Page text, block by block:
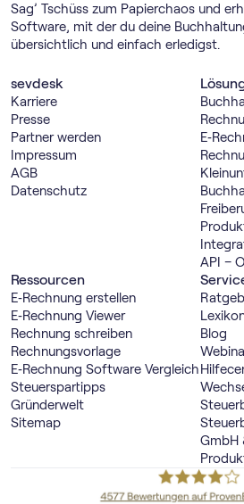
Sag’ Tschüss zum Papierchaos und
Software, mit der du deine
übersichtlich und einfach erledigst.
sevdesk
Karriere
Presse
Partner werden
Impressum
AGB
Datenschutz
API –
Ressourcen
E‑Rechnung erstellen
E‑Rechnung Viewer
Rechnung schreiben
Rechnungsvorlage
E‑Rechnung Software Vergleich
Steuerspartipps
Gründerwelt
Sitemap
Blog
GmbH